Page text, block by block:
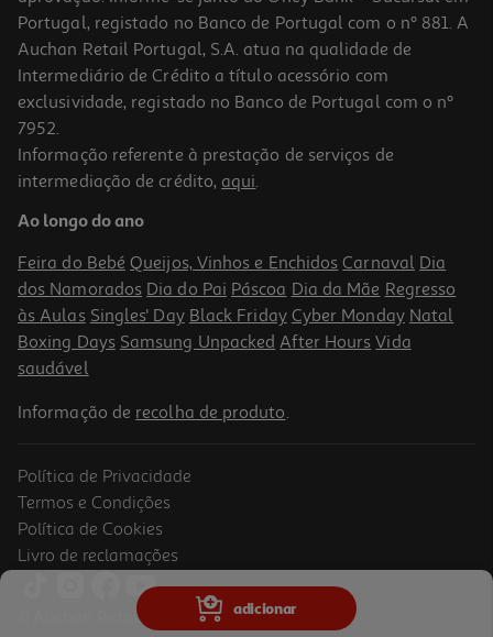
adicionar
Cabo Usb-A To Micro-Usb Qilive 600189668 Lite Preto 1m 2.1a
2.99 €/un
2,99 €
Cabo Silicone Qilive 1m Usb-A To Usb-C Rosa
Portugal, registado no Banco de Portugal com o nº 881. A
Auchan Retail Portugal, S.A. atua na qualidade de
Intermediário de Crédito a título acessório com
exclusividade, registado no Banco de Portugal com o nº
7952.
Informação referente à prestação de serviços de
intermediação de crédito, aqui.
Ao longo do ano
Feira do Bebé Queijos, Vinhos e Enchidos Carnaval Dia
dos Namorados Dia do Pai Páscoa Dia da Mãe Regresso
às Aulas Singles' Day Black Friday Cyber Monday Natal
Boxing Days Samsung Unpacked After Hours Vida
saudável
Informação de recolha de produto.
Política de Privacidade
Termos e Condições
Política de Cookies
Livro de reclamações
© Auchan Retail Portugal